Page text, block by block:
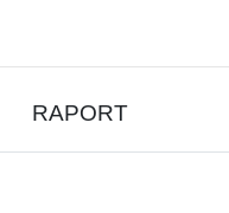
RAPORT